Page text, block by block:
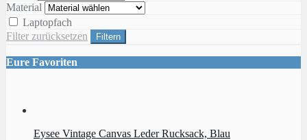
Material
Laptopfach
Filter zurücksetzen
Filtern
Eure Favoriten
Eysee Vintage Canvas Leder Rucksack, Blau